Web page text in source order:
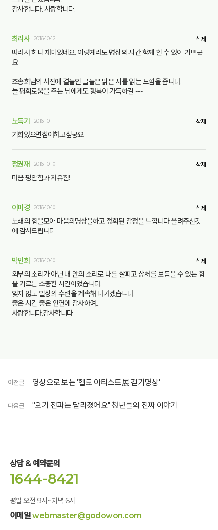
감사합니다. 사랑합니다.
최리사 2016-10-12 삭제
따라서 하니 재미있네요. 이렇게라도 명상의 시간 함께 할 수 있어 기쁘군
요.
조송희님의 사진에 곁들인 글들은 맑은 시를 읽는 느낌을 줍니다.
늘 평화로움을 주는 님에게도 행복이 가득하길 ---
노득기 2016-10-11 삭제
기회있으면참여하고싶궁요
정권재 2016-10-10 삭제
마음 평안함과 자유함!
이미경 2016-10-10 삭제
노래의 힘을모아 마음의명상을하고 정화된 감정을 느낍니다 올려주신것
에 감사드립니다
박민희 2016-10-10 삭제
외부의 소리가 아닌 내 안의 소리로 나를 살피고 상처를 보듬을 수 있는 힘
을 기르는 소중한 시간이었습니다.
잊지 않고 일상의 수련을 계속해 나가겠습니다.
좋은 시간 좋은 인연에 감사하며...
사랑합니다.감사합니다.
이전글 영상으로 보는 '헬로 아티스트展 걷기명상'
"오기 전과는 달라졌어요" 청년들의 진짜 이야기
다음글
상담 & 예약문의
1644-8421
평일 오전 9시~저녁 6시
이메일webmaster@godowon.com